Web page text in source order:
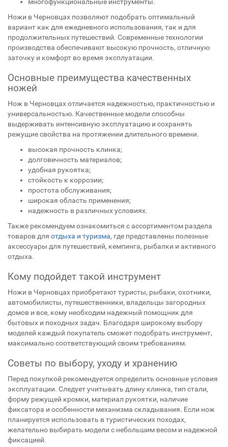
многофункциональные инструменты.
Ножи в Черновцах позволяют подобрать оптимальный
вариант как для ежедневного использования, так и для
продолжительных путешествий. Современные технологии
производства обеспечивают высокую прочность, отличную
заточку и комфорт во время эксплуатации.
Основные преимущества качественных
ножей
Нож в Черновцах отличается надежностью, практичностью и
универсальностью. Качественные модели способны
выдерживать интенсивную эксплуатацию и сохранять
режущие свойства на протяжении длительного времени.
высокая прочность клинка;
долговечность материалов;
удобная рукоятка;
стойкость к коррозии;
простота обслуживания;
широкая область применения;
надежность в различных условиях.
Также рекомендуем ознакомиться с ассортиментом раздела
товаров для отдыха и туризма, где представлены полезные
аксессуары для путешествий, кемпинга, рыбалки и активного
отдыха.
Кому подойдет такой инструмент
Ножи в Черновцах приобретают туристы, рыбаки, охотники,
автомобилисты, путешественники, владельцы загородных
домов и все, кому необходим надежный помощник для
бытовых и походных задач. Благодаря широкому выбору
моделей каждый покупатель сможет подобрать инструмент,
максимально соответствующий своим требованиям.
Советы по выбору, уходу и хранению
Перед покупкой рекомендуется определить основные условия
эксплуатации. Следует учитывать длину клинка, тип стали,
форму режущей кромки, материал рукоятки, наличие
фиксатора и особенности механизма складывания. Если нож
планируется использовать в туристических походах,
желательно выбирать модели с небольшим весом и надежной
фиксацией.